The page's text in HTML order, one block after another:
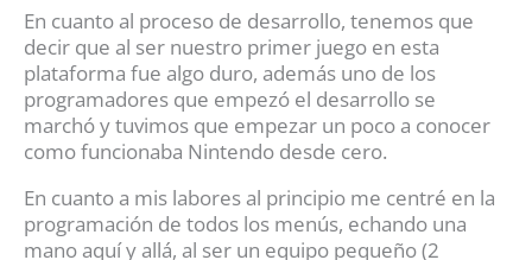
En cuanto al proceso de desarrollo, tenemos que
decir que al ser nuestro primer juego en esta
plataforma fue algo duro, además uno de los
programadores que empezó el desarrollo se
marchó y tuvimos que empezar un poco a conocer
como funcionaba Nintendo desde cero.
En cuanto a mis labores al principio me centré en la
programación de todos los menús, echando una
mano aquí y allá, al ser un equipo pequeño (2